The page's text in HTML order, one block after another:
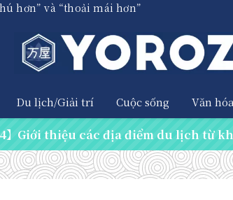
hơn” và “thoải mái hơn”
Du lịch/Giải trí Cuộc sống Văn
】Giới thiệu các địa điểm du lịch từ